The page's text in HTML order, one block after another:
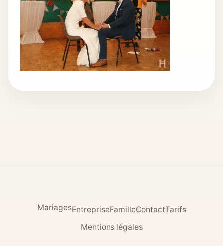
MariagesEntrepriseFamilleContactTarifs
Mentions légales